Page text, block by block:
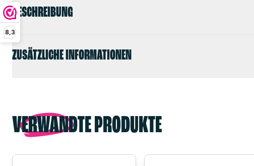
8,3
BESCHREIBUNG
ZUSÄTZLICHE INFORMATIONEN
VERWANDTE PRODUKTE